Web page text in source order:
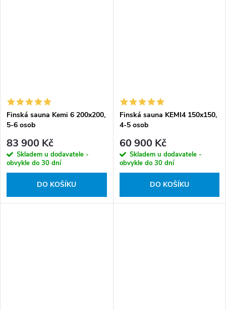
Finská sauna Kemi 6 200x200,
5-6 osob
83 900 Kč
Skladem u dodavatele -
obvykle do 30 dní
DO KOŠÍKU
Finská sauna KEMI4 150x150,
4-5 osob
60 900 Kč
Skladem u dodavatele -
obvykle do 30 dní
DO KOŠÍKU